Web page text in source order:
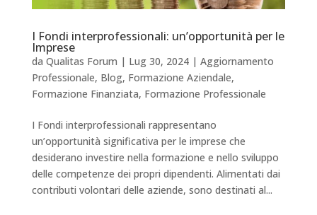
I Fondi interprofessionali: un’opportunità per le
Imprese
da Qualitas Forum | Lug 30, 2024| Aggiornamento
Professionale, Blog, Formazione Aziendale,
Formazione Finanziata, Formazione Professionale
I Fondi interprofessionali rappresentano
un’opportunità significativa per le imprese che
desiderano investire nella formazione e nello sviluppo
delle competenze dei propri dipendenti. Alimentati dai
contributi volontari delle aziende, sono destinati al...